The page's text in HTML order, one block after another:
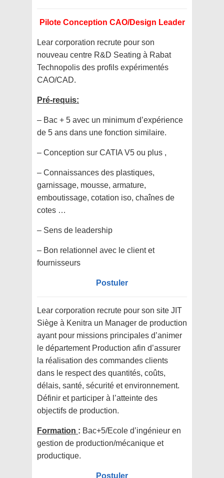
Pilote Conception CAO/Design Leader
Lear corporation recrute pour son
nouveau centre R&D Seating à Rabat
Technopolis des profils expérimentés
CAO/CAD.
Pré-requis:
– Bac + 5 avec un minimum d’expérience
de 5 ans dans une fonction similaire.
– Conception sur CATIA V5 ou plus ,
– Connaissances des plastiques,
garnissage, mousse, armature,
emboutissage, cotation iso, chaînes de
cotes …
– Sens de leadership
– Bon relationnel avec le client et
fournisseurs
Postuler
Lear corporation recrute pour son site JIT
Siège à Kenitra un Manager de production
ayant pour missions principales d’animer
le département Production afin d’assurer
la réalisation des commandes clients
dans le respect des quantités, coûts,
délais, santé, sécurité et environnement.
Définir et participer à l’atteinte des
objectifs de production.
Formation : Bac+5/Ecole d’ingénieur en
gestion de production/mécanique et
productique.
Postuler